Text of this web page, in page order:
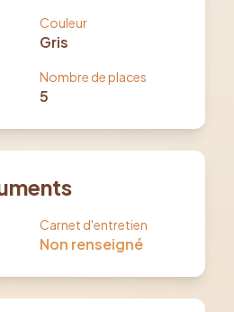
Couleur
Gris
Nombre de places
5
Carnet d'entretien
Non renseigné